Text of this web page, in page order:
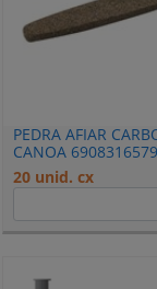
PEDRA AFIAR
CANOA
20 unid. cx